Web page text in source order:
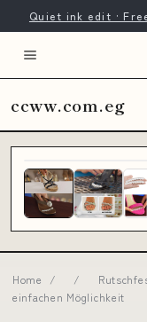
Quiet ink edit ·
ccww.com.eg
Home / /
einfachen Möglichkeit